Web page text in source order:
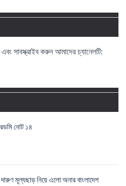
সাবস্ক্রাইব করুন আমাদের চ্যানেলটি:
নোট ১৪
মূল্যছাড় নিয়ে এলো অনার বাংলাদেশ